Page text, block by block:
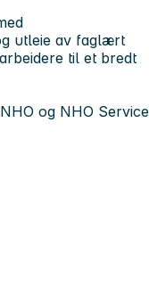
utleie av faglært
til et bredt
og NHO Service